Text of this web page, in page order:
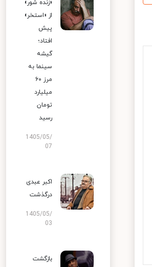
«زنده شور»
از «استخر»
پیش
افتاد؛
گیشه
سینما به
مرز ۶۰
میلیارد
تومان
رسید
1405/05/
07
اکبر عبدی
درگذشت
1405/05/
03
بازگشت